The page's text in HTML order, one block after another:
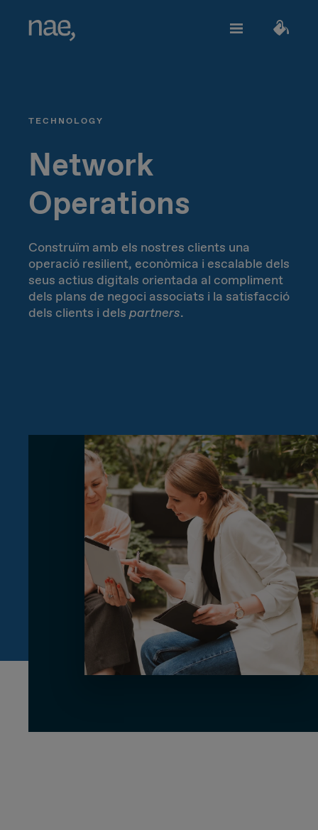
Network Strategy
Network Operations
Hiperconnectivity
OPERATIONS
Operations Strategy
Digital Operations
Target Operating Model
Operations Programs
CUSTOMER
Value Proposal & Strategy
Parlem?
ES
Extrovertida Creativa
Innocent Ordenada
Detallista
Treballadora/Constant
Esbojarrada Improvisadora
Tranquil·la
TECHNOLOGY
Network
Operations
Construïm amb els nostres clients una
operació resilient, econòmica i escalable dels
seus actius digitals orientada al compliment
dels plans de negoci associats i la satisfacció
dels clients i dels partners.